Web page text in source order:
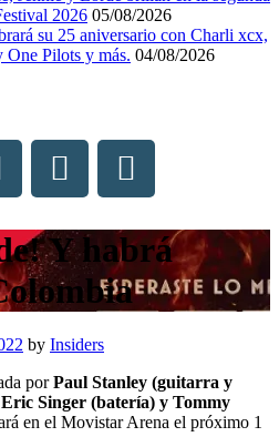
2026 05/08/2026
su 25 aniversario con Charli xcx,
Pilots y más. 04/08/2026
Y habrá
by Insiders
porPaul Stanley (guitarra y
Singer (batería) y Tommy
en el Movistar Arena el próximo 1